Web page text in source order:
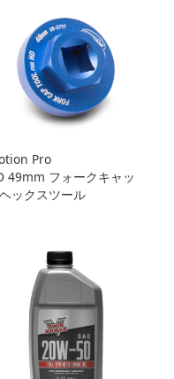
Pro
49mm フォークキャッ
ックスツール